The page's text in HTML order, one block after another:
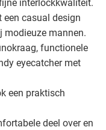
interlockkwaliteit.
een casual design
modieuze mannen.
functionele
eyecatcher met
een praktisch
deel over en